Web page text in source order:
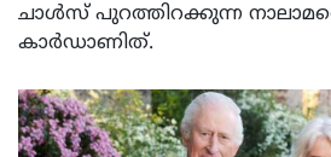
ചാൾസ് പുറത്തിറക്കുന്ന
കാർഡാണിത്.